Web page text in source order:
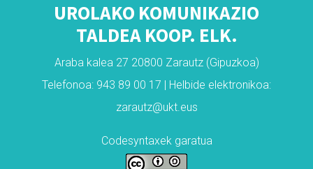
UROLAKO KOMUNIKAZIO
TALDEA KOOP. ELK.
Araba kalea 27 20800 Zarautz (Gipuzkoa)
Telefonoa: 943 89 00 17 | Helbide elektronikoa:
zarautz@ukt.eus
Codesyntaxek garatua